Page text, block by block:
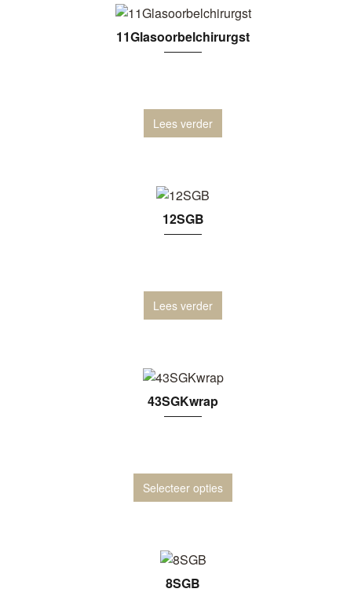
11Glasoorbelchirurgst
Lees verder
12SGB
Lees verder
43SGKwrap
Selecteer opties
8SGB